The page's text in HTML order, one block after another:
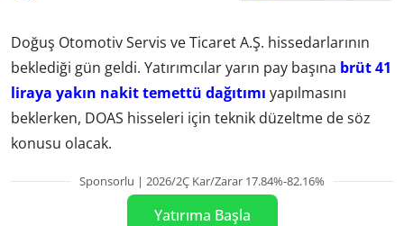
Doğuş Otomotiv Servis ve Ticaret A.Ş. hissedarlarının
beklediği gün geldi. Yatırımcılar yarın pay başına brüt 41
liraya yakın nakit temettü dağıtımı yapılmasını
beklerken, DOAS hisseleri için teknik düzeltme de söz
konusu olacak.
Sponsorlu | 2026/2Ç Kar/Zarar 17.84%-82.16%
Yatırıma Başla